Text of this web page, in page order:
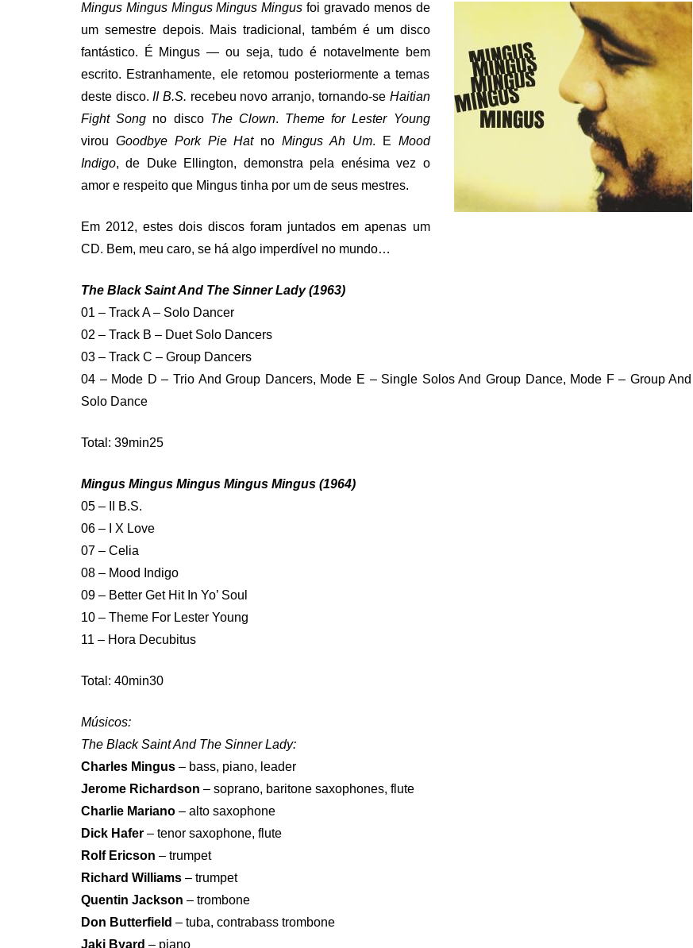
Mingus Mingus Mingus Mingus Mingus foi gravado menos de
um semestre depois. Mais tradicional, também é um disco
fantástico. É Mingus — ou seja, tudo é notavelmente bem
escrito. Estranhamente, ele retomou posteriormente a temas
deste disco.II B.S. recebeu novo arranjo, tornando-seHaitian
Fight Song no disco The Clown. Theme for Lester Young
virou Goodbye Pork Pie HatnoMingus Ah Um. E Mood
Indigo, de Duke Ellington, demonstra pela enésima vez o
amor e respeito que Mingus tinha por um de seus mestres.
Em 2012, estes dois discos foram juntados em apenas um
CD. Bem, meu caro, se há algo imperdível no mundo…
The Black Saint And The Sinner Lady (1963)
01 – Track A – Solo Dancer
02 – Track B – Duet Solo Dancers
03 – Track C – Group Dancers
04 – Mode D – Trio And Group Dancers, Mode E – Single Solos And Group Dance, Mode F – Group And
Solo Dance
Total: 39min25
Mingus Mingus Mingus Mingus Mingus (1964)
05 – II B.S.
06 – I X Love
07 – Celia
08 – Mood Indigo
09 – Better Get Hit In Yo’ Soul
10 – Theme For Lester Young
11 – Hora Decubitus
Total: 40min30
Músicos:
The Black Saint And The Sinner Lady:
Charles Mingus – bass, piano, leader
Jerome Richardson – soprano, baritone saxophones, flute
Charlie Mariano – alto saxophone
Dick Hafer – tenor saxophone, flute
Rolf Ericson – trumpet
Richard Williams – trumpet
Quentin Jackson – trombone
Don Butterfield – tuba, contrabass trombone
Jaki Byard – piano